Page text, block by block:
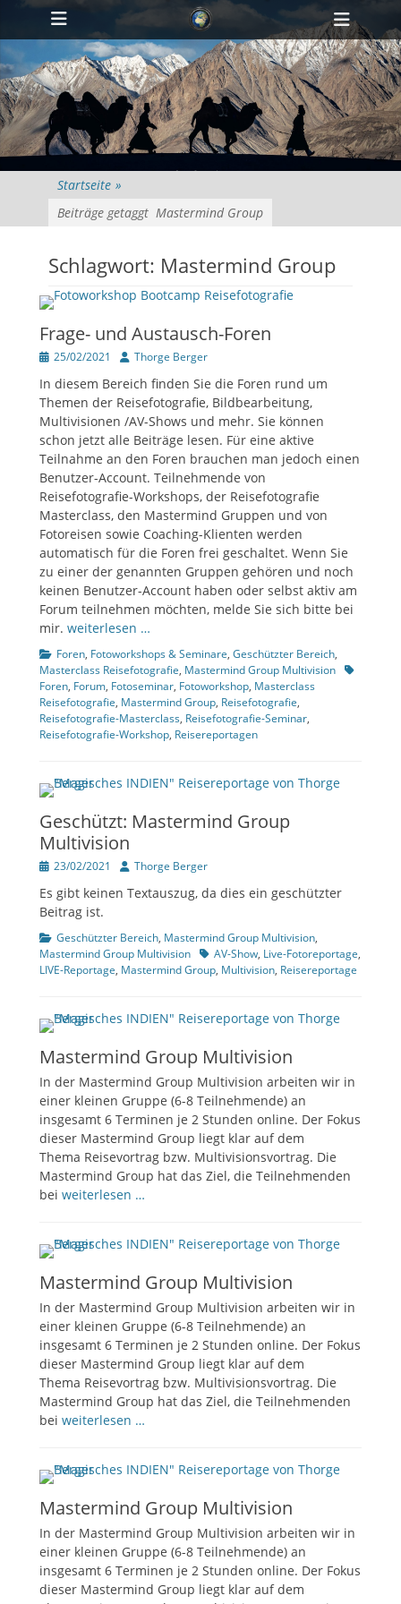
zum
Inhalt
überspringen
Primärmenü
Startseite »
Beiträge getaggt Mastermind Group
Schlagwort: Mastermind Group
Frage- und Austausch-Foren
Veröffentlicht
25/02/2021 Author
Thorge Berger
In diesem Bereich finden Sie die Foren rund um
Themen der Reisefotografie, Bildbearbeitung,
Multivisionen /AV-Shows und mehr. Sie können
schon jetzt alle Beiträge lesen. Für eine aktive
Teilnahme an den Foren brauchen man jedoch einen
Benutzer-Account. Teilnehmende von
Reisefotografie-Workshops, der Reisefotografie
Masterclass, den Mastermind Gruppen und von
Fotoreisen sowie Coaching-Klienten werden
automatisch für die Foren frei geschaltet. Wenn Sie
zu einer der genannten Gruppen gehören und noch
keinen Benutzer-Account haben oder selbst aktiv am
Forum teilnehmen möchten, melde Sie sich bitte bei
mir. weiterlesen …
Kategorien
Foren, Fotoworkshops & Seminare, Geschützter Bereich,
Masterclass Reisefotografie, Mastermind Group Multivision Tags
Foren, Forum, Fotoseminar, Fotoworkshop, Masterclass
Reisefotografie, Mastermind Group, Reisefotografie,
Reisefotografie-Masterclass, Reisefotografie-Seminar,
Reisefotografie-Workshop, Reisereportagen
Geschützt: Mastermind Group
Multivision
Veröffentlicht
23/02/2021 Author
Thorge Berger
Es gibt keinen Textauszug, da dies ein geschützter
Beitrag ist.
Kategorien
Geschützter Bereich, Mastermind Group Multivision,
Mastermind Group Multivision TagsAV-Show, Live-Fotoreportage,
LIVE-Reportage, Mastermind Group, Multivision, Reisereportage
Mastermind Group Multivision
In der Mastermind Group Multivision arbeiten wir in
einer kleinen Gruppe (6-8 Teilnehmende) an
insgesamt 6 Terminen je 2 Stunden online. Der Fokus
dieser Mastermind Group liegt klar auf dem
Thema Reisevortrag bzw. Multivisionsvortrag. Die
Mastermind Group hat das Ziel, die Teilnehmenden
bei weiterlesen …
Mastermind Group Multivision
In der Mastermind Group Multivision arbeiten wir in
einer kleinen Gruppe (6-8 Teilnehmende) an
insgesamt 6 Terminen je 2 Stunden online. Der Fokus
dieser Mastermind Group liegt klar auf dem
Thema Reisevortrag bzw. Multivisionsvortrag. Die
Mastermind Group hat das Ziel, die Teilnehmenden
bei weiterlesen …
Mastermind Group Multivision
In der Mastermind Group Multivision arbeiten wir in
einer kleinen Gruppe (6-8 Teilnehmende) an
insgesamt 6 Terminen je 2 Stunden online. Der Fokus
dieser Mastermind Group liegt klar auf dem